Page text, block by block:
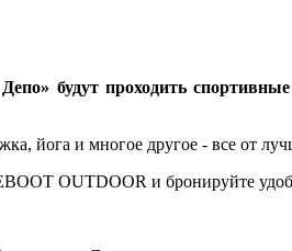
будут проходить
йога и многое другое - все от
OUTDOOR и бронируйте